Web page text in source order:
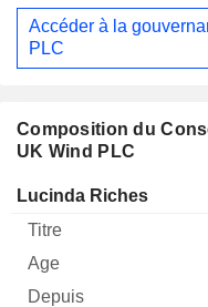
Accéder à la
PLC
Composition du
UK Wind PLC
Administrateur Titre
Lucinda Riches